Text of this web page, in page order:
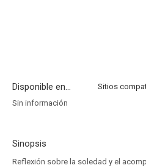
Disponible en...
Sin información
Sinopsis
Reflexión sobre la soledad y el